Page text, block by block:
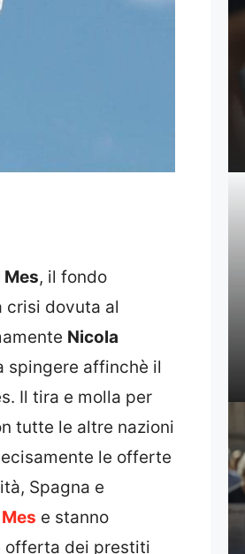
, il fondo
crisi dovuta al
Nicola
spingere affinchè il
Il tira e molla per
tutte le altre nazioni
le offerte
Spagna e
e stanno
offerta dei prestiti